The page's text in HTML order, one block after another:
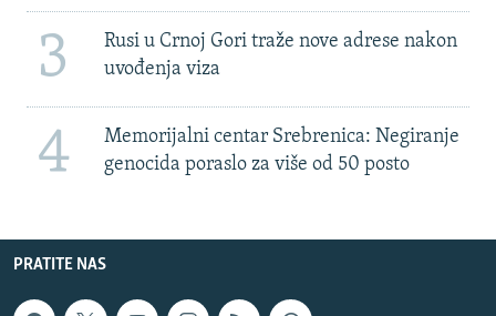
3
Rusi u Crnoj Gori traže nove adrese nakon
uvođenja viza
4
Memorijalni centar Srebrenica: Negiranje
genocida poraslo za više od 50 posto
PRATITE NAS